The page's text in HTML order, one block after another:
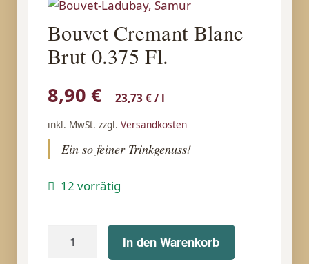
Bouvet Cremant Blanc
Brut 0.375 Fl.
8,90€ 23,73€ / l
inkl. MwSt. zzgl.Versandkosten
Ein so feiner Trinkgenuss!
12 vorrätig
In den Warenkorb